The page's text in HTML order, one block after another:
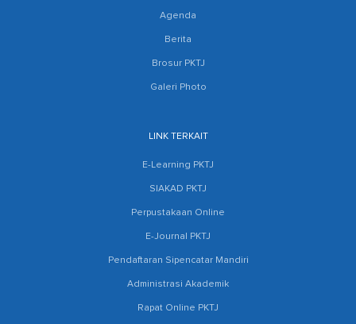
Agenda
Berita
Brosur PKTJ
Galeri Photo
LINK TERKAIT
E-Learning PKTJ
SIAKAD PKTJ
Perpustakaan Online
E-Journal PKTJ
Pendaftaran Sipencatar Mandiri
Administrasi Akademik
Rapat Online PKTJ